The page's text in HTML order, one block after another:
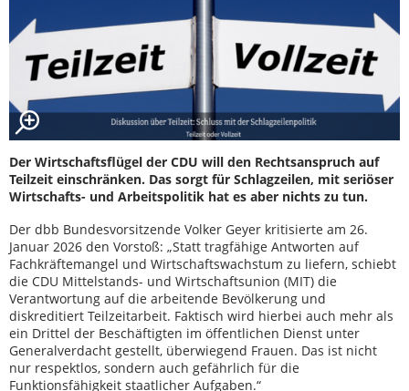
Der Wirtschaftsflügel der CDU will den Rechtsanspruch auf
Teilzeit einschränken. Das sorgt für Schlagzeilen, mit seriöser
Wirtschafts- und Arbeitspolitik hat es aber nichts zu tun.
Der dbb Bundesvorsitzende Volker Geyer kritisierte am 26.
Januar 2026 den Vorstoß: „Statt tragfähige Antworten auf
Fachkräftemangel und Wirtschaftswachstum zu liefern, schiebt
die CDU Mittelstands- und Wirtschaftsunion (MIT) die
Verantwortung auf die arbeitende Bevölkerung und
diskreditiert Teilzeitarbeit. Faktisch wird hierbei auch mehr als
ein Drittel der Beschäftigten im öffentlichen Dienst unter
Generalverdacht gestellt, überwiegend Frauen. Das ist nicht
nur respektlos, sondern auch gefährlich für die
Funktionsfähigkeit staatlicher Aufgaben.“